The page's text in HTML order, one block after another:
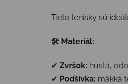
Tieto tenisky sú
🛠 Materiál:
✔ Zvršok: hustá,
✔ Podšívka: mäkká